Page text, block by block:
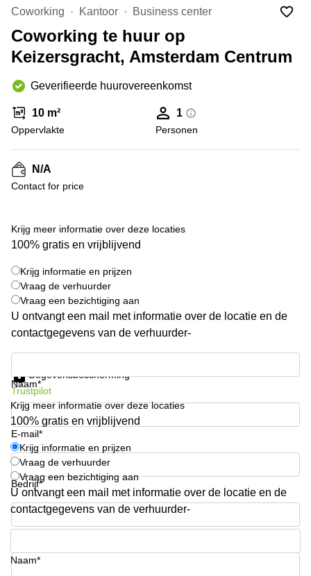
Hengelo
Hilversum
Hoofddorp
Deventer
Rotterdam
Tiel
Zwolle
Bodegraven-
Reeuwijk
Business
center
Arnhem
Business
Amsterdam
Westpoort
Business
center
Hilversum
Den
Haag
space
Breda
Coworking
Arnhem
Coworking
space
Hilversum
Coworking
space
Zwolle
Coworking
Haarlem
Kantoor
Huren
Hengelo
Coworking Kantoor Business center
Coworking te huur op
Keizersgracht, Amsterdam Centrum
Geverifieerde huurovereenkomst
10 m²
Oppervlakte
1
Personen
N/A
Contact for price
Krijg meer informatie over deze locaties
100% gratis en vrijblijvend
Krijg informatie en prijzen
Vraag de verhuurder
Vraag een bezichtiging aan
U ontvangt een mail met informatie over de locatie en de
contactgegevens van de verhuurder-
Naam*
E-mail*
Bedrijf*
Telefoonnummer*
Gegevensbescherming
Trustpilot
Krijg meer informatie over deze locaties
100% gratis en vrijblijvend
Krijg informatie en prijzen
Vraag de verhuurder
Vraag een bezichtiging aan
U ontvangt een mail met informatie over de locatie en de
contactgegevens van de verhuurder-
Naam*